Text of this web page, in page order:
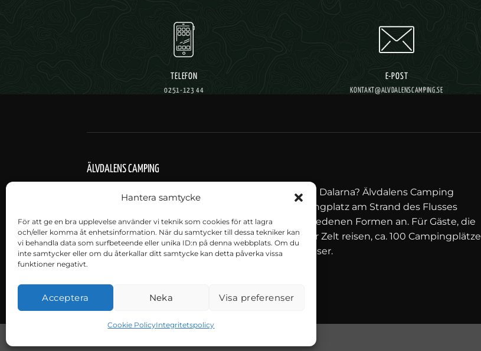
Hantera samtycke
För att ge en bra upplevelse använder vi teknik som cookies för att lagra
och/eller komma åt enhetsinformation. När du samtycker till dessa tekniker kan
vi behandla data som surfbeteende eller unika ID:n på denna webbplats. Om du
inte samtycker eller om du återkallar ditt samtycke kan detta påverka vissa
funktioner negativt.
Acceptera Neka Visa preferenser
Cookie PolicyIntegritetspolicy
TELEFON
0251-123 44
E-POST
KONTAKT@ALVDALENSCAMPING.SE
ÄLVDALENS CAMPING
Suchen Sie einen komfortablen Campingplatz in Dalarna? Älvdalens Camping
befindet sich auf einem wunderschönen Campingplatz am Strand des Flusses
Österdalälven. Wir bieten Unterkünfte in verschiedenen Formen an. Für Gäste, die
mit ihrem eigenen Wohnwagen, Mobilheim oder Zelt reisen, ca. 100 Campingplätze
zur Verfügung. Wir vermieten auch 35 Ferienhäuser.